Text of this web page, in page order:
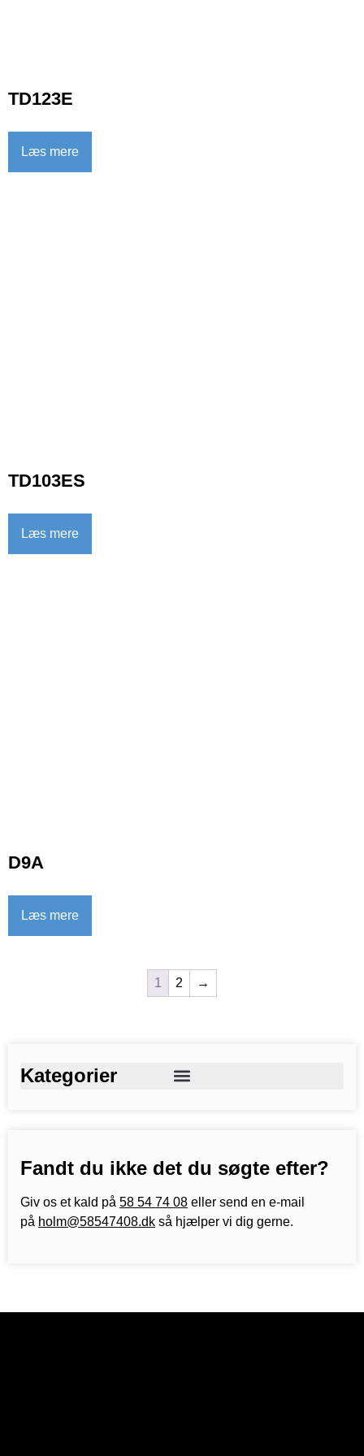
Kategorier
Fandt du ikke det du søgte efter?
Giv os et kald på 58 54 74 08 eller send en e-mail
på holm@58547408.dk så hjælper vi dig gerne.
TD123E
Læs mere
TD103ES
Læs mere
D9A
Læs mere
1 2 →